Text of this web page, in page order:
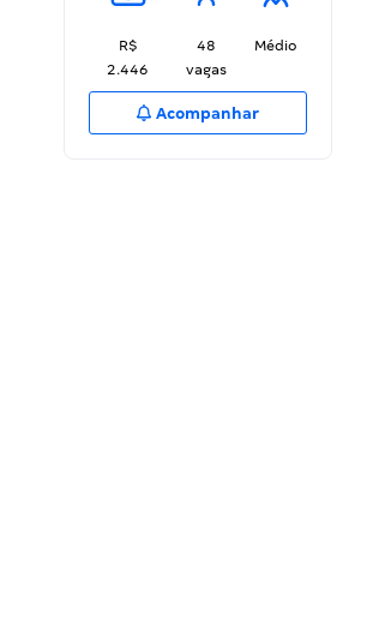
R$
2.446
48
vagas
Médio
Acompanhar